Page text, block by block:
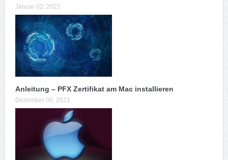
Januar 02, 2022
Anleitung – PFX Zertifikat am Mac installieren
Dezember 06, 2021